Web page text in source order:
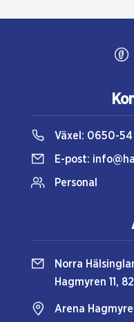
Växel: 0650-
E-post:
Personal
Norra
Hagmyren 11,
Arena